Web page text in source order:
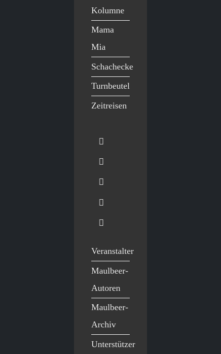
Kolumne
Mama
Mia
Schachecke
Turnbeutel
Zeitreisen
Veranstalter
Maulbeer-
Autoren
Maulbeer-
Archiv
Unterstützer